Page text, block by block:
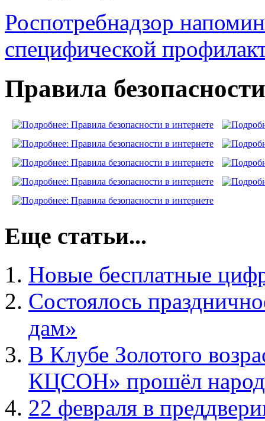
Роспотребнадзор
специфической
Правила
Еще статьи...
Новые бесплатные
Состоялось
дам»
В Клубе Золотого
КЦСОН» прошёл
22 февраля в